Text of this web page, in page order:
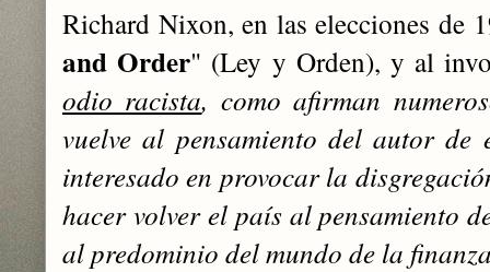
Richard Nixon, en las elecciones de
and Order" (Ley y Orden), y al
odio racista, como afirman
vuelve al pensamiento del autor de
interesado en provocar la
hacer ‎volver el país al pensamiento
al predominio del mundo de la